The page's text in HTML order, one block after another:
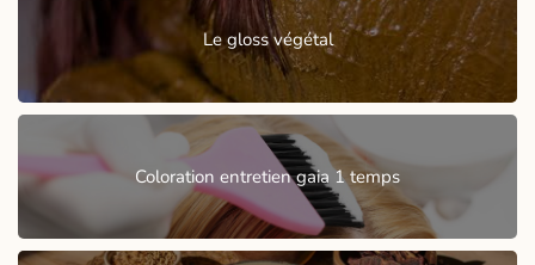
Le gloss végétal
Coloration entretien gaia 1 temps